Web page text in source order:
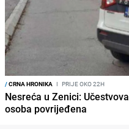
/CRNA HRONIKA I PRIJE OKO 22H
Nesreća u Zenici:
osoba povrijeđena